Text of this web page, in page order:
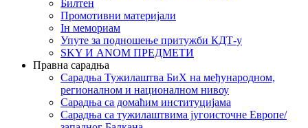
Билтен
Промотивни материјали
Iн мемориам
Упуте за подношење притужби КДТ-у
SKY И ANOM ПРЕДМЕТИ
Правна сарадња
Сарадња Тужилаштва БиХ на међународном,
регионалном и националном нивоу
Сарадња са домаћим институцијама
Сарадња са тужилаштвима југоисточне Европе/